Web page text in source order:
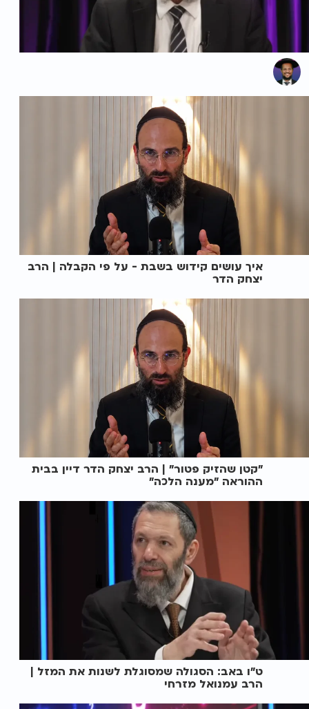
איך עושים קידוש בשבת - על פי הקבלה | הרב
יצחק הדר
"קטן שהזיק פטור" | הרב יצחק הדר דיין בבית
ההוראה "מענה הלכה"
ט"ו באב: הסגולה שמסוגלת לשנות את המזל |
הרב עמנואל מזרחי